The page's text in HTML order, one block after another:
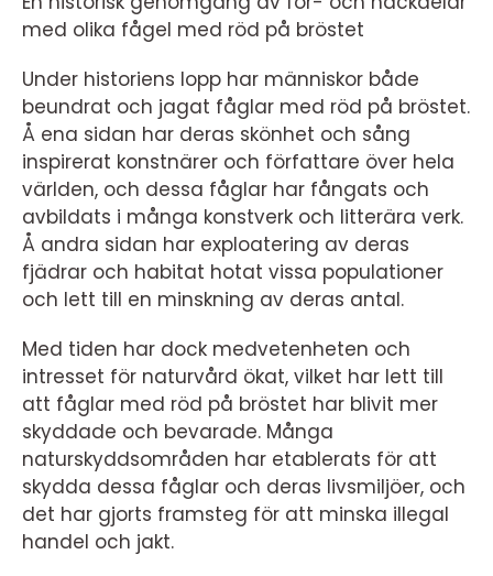
med olika fågel med röd på bröstet
Under historiens lopp har människor både
beundrat och jagat fåglar med röd på bröstet.
Å ena sidan har deras skönhet och sång
inspirerat konstnärer och författare över hela
världen, och dessa fåglar har fångats och
avbildats i många konstverk och litterära verk.
Å andra sidan har exploatering av deras
fjädrar och habitat hotat vissa populationer
och lett till en minskning av deras antal.
Med tiden har dock medvetenheten och
intresset för naturvård ökat, vilket har lett till
att fåglar med röd på bröstet har blivit mer
skyddade och bevarade. Många
naturskyddsområden har etablerats för att
skydda dessa fåglar och deras livsmiljöer, och
det har gjorts framsteg för att minska illegal
handel och jakt.